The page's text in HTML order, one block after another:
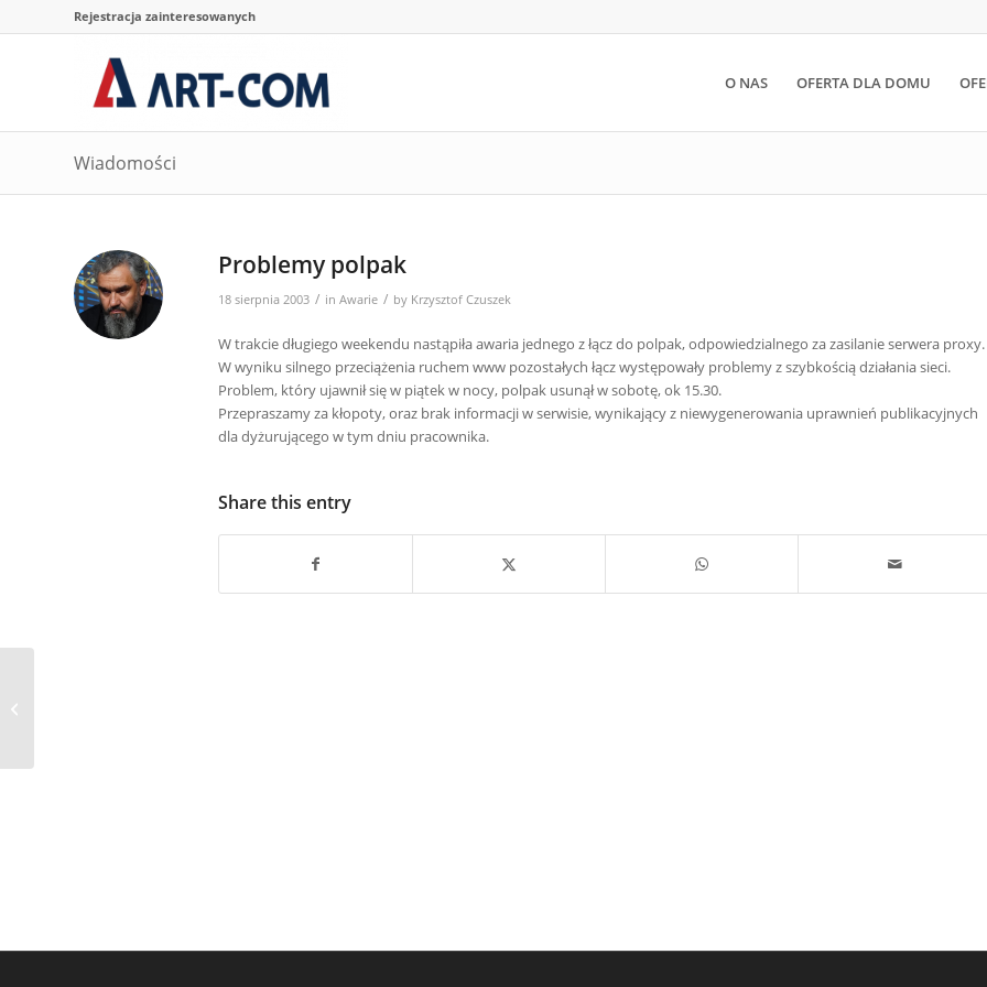
Rejestracja zainteresowanych
O NAS OFERTA DLA DOMU
Wiadomości
Problemy polpak
18 sierpnia 2003 / in Awarie / by Krzysztof Czuszek
W trakcie długiego weekendu nastąpiła awaria jednego z łącz do polpak, odpowiedzialnego za zasilanie serwera proxy.
W wyniku silnego przeciążenia ruchem www pozostałych łącz występowały problemy z szybkością działania sieci.
Problem, który ujawnił się w piątek w nocy, polpak usunął w sobotę, ok 15.30.
Przepraszamy za kłopoty, oraz brak informacji w serwisie, wynikający z niewygenerowania uprawnień publikacyjnych
dla dyżurującego w tym dniu pracownika.
Share this entry